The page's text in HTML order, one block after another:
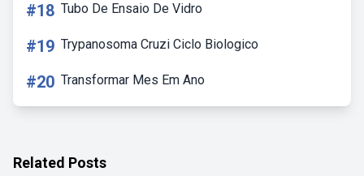
#18 Tubo De Ensaio De Vidro
#19 Trypanosoma Cruzi Ciclo Biologico
#20 Transformar Mes Em Ano
Related Posts